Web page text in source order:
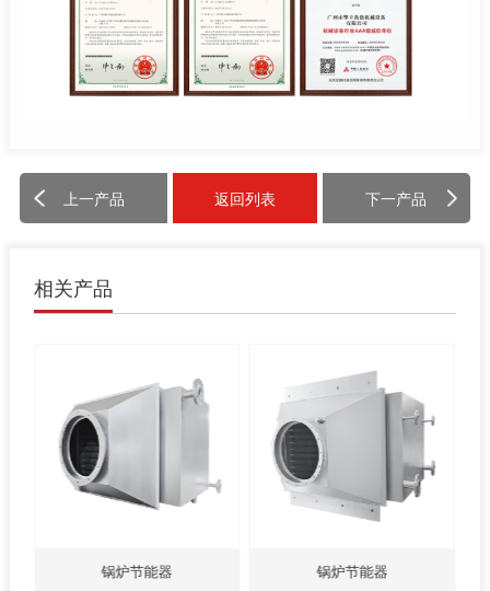
上一产品 返回列表 下一产品
相关产品
锅炉节能器 锅炉节能器